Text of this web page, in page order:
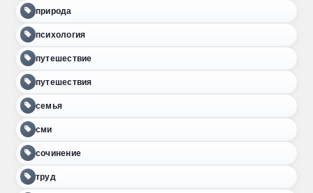
природа
психология
путешествие
путешествия
семья
сми
сочинение
труд